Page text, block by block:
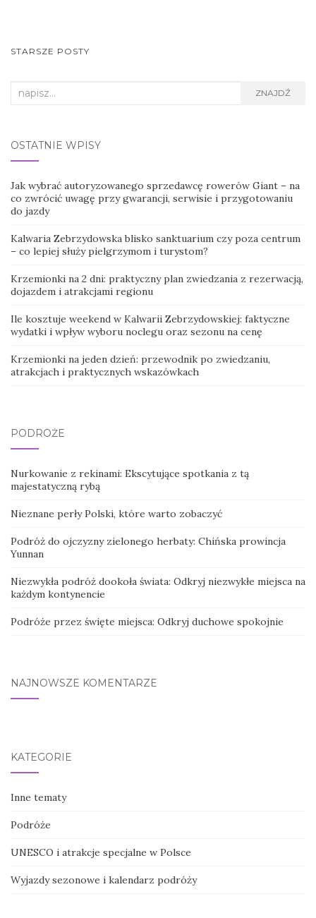
NAWIGACJA
STARSZE POSTY
Search
ZNAJDŹ
OSTATNIE WPISY
Jak wybrać autoryzowanego sprzedawcę rowerów Giant – na
co zwrócić uwagę przy gwarancji, serwisie i przygotowaniu
do jazdy
Kalwaria Zebrzydowska blisko sanktuarium czy poza centrum
– co lepiej służy pielgrzymom i turystom?
Krzemionki na 2 dni: praktyczny plan zwiedzania z rezerwacją,
dojazdem i atrakcjami regionu
Ile kosztuje weekend w Kalwarii Zebrzydowskiej: faktyczne
wydatki i wpływ wyboru noclegu oraz sezonu na cenę
Krzemionki na jeden dzień: przewodnik po zwiedzaniu,
atrakcjach i praktycznych wskazówkach
PODRÓŻE
Nurkowanie z rekinami: Ekscytujące spotkania z tą
majestatyczną rybą
Nieznane perły Polski, które warto zobaczyć
Podróż do ojczyzny zielonego herbaty: Chińska prowincja
Yunnan
Niezwykła podróż dookoła świata: Odkryj niezwykłe miejsca na
każdym kontynencie
Podróże przez święte miejsca: Odkryj duchowe spokojnie
NAJNOWSZE KOMENTARZE
KATEGORIE
Inne tematy
Podróże
UNESCO i atrakcje specjalne w Polsce
Wyjazdy sezonowe i kalendarz podróży